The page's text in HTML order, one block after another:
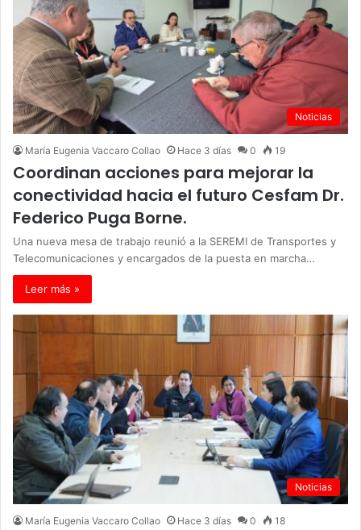
Noticias
María Eugenia Vaccaro Collao Hace 3 días 0 19
Coordinan acciones para mejorar la
conectividad hacia el futuro Cesfam Dr.
Federico Puga Borne.
Una nueva mesa de trabajo reunió a la SEREMI de Transportes y
Telecomunicaciones y encargados de la puesta en marcha…
Leer más »
Noticias
María Eugenia Vaccaro Collao Hace 3 días 0 18